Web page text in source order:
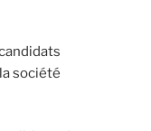
société